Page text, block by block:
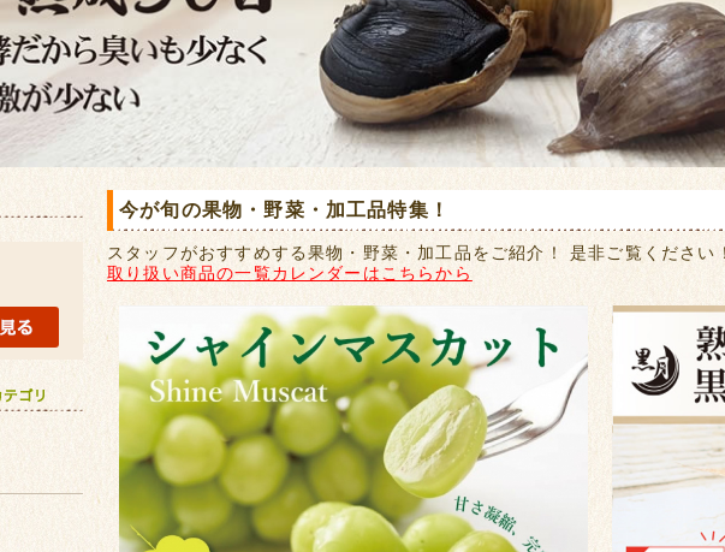
今が旬の果物・野菜・加工品特集！
スタッフがおすすめする果物・野菜・加工品をご紹介！ 是非ご覧ください
取り扱い商品の一覧カレンダーはこちらから